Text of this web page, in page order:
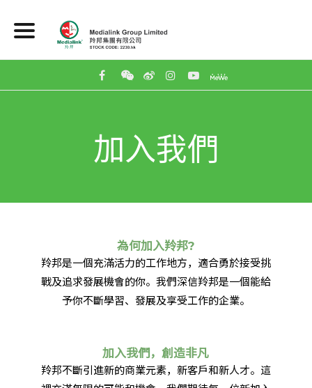
加入我們
為何加入羚邦?
羚邦是一個充滿活力的工作地方，適合勇於接受挑
戰及追求發展機會的你。我們深信羚邦是一個能給
予你不斷學習、發展及享受工作的企業。
加入我們，創造非凡
羚邦不斷引進新的商業元素，新客戶和新人才。這